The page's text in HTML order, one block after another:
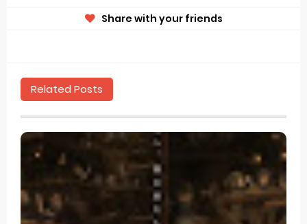
Share with your friends
Related Posts